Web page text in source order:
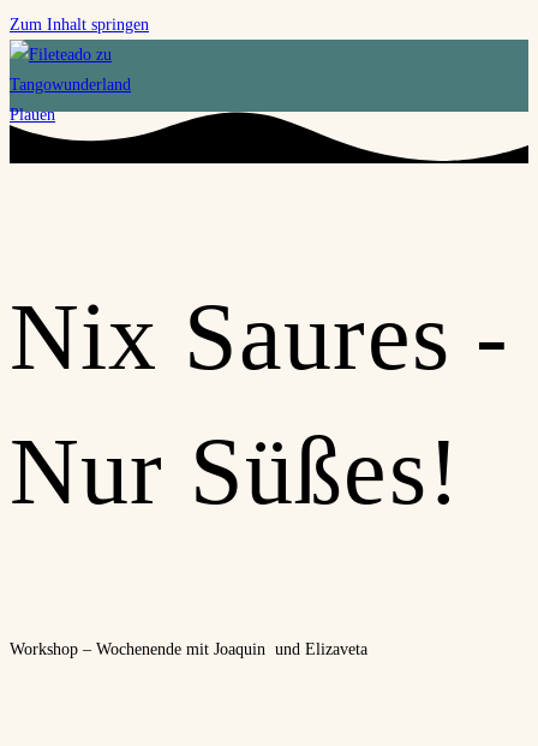
Zum Inhalt springen
Nix Saures -
Nur Süßes!
Workshop – Wochenende mit Joaquin und Elizaveta